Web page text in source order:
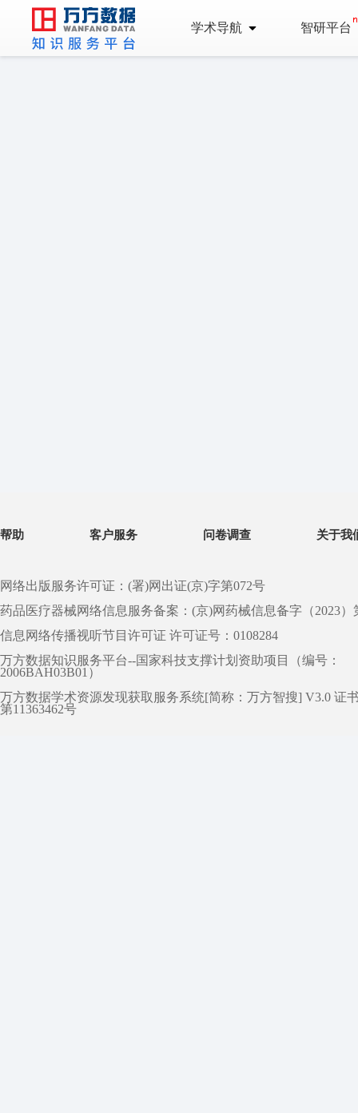
学术导航 智研平台
帮助 客户服务 问卷调查 关于我
网络出版服务许可证：(署)网出证(京)字第072号
药品医疗器械网络信息服务备案：(京)网药械信息备字（2023）
信息网络传播视听节目许可证 许可证号：0108284
万方数据知识服务平台--国家科技支撑计划资助项目（编号：
2006BAH03B01）
万方数据学术资源发现获取服务系统[简称：万方智搜] V3.0 证
第11363462号